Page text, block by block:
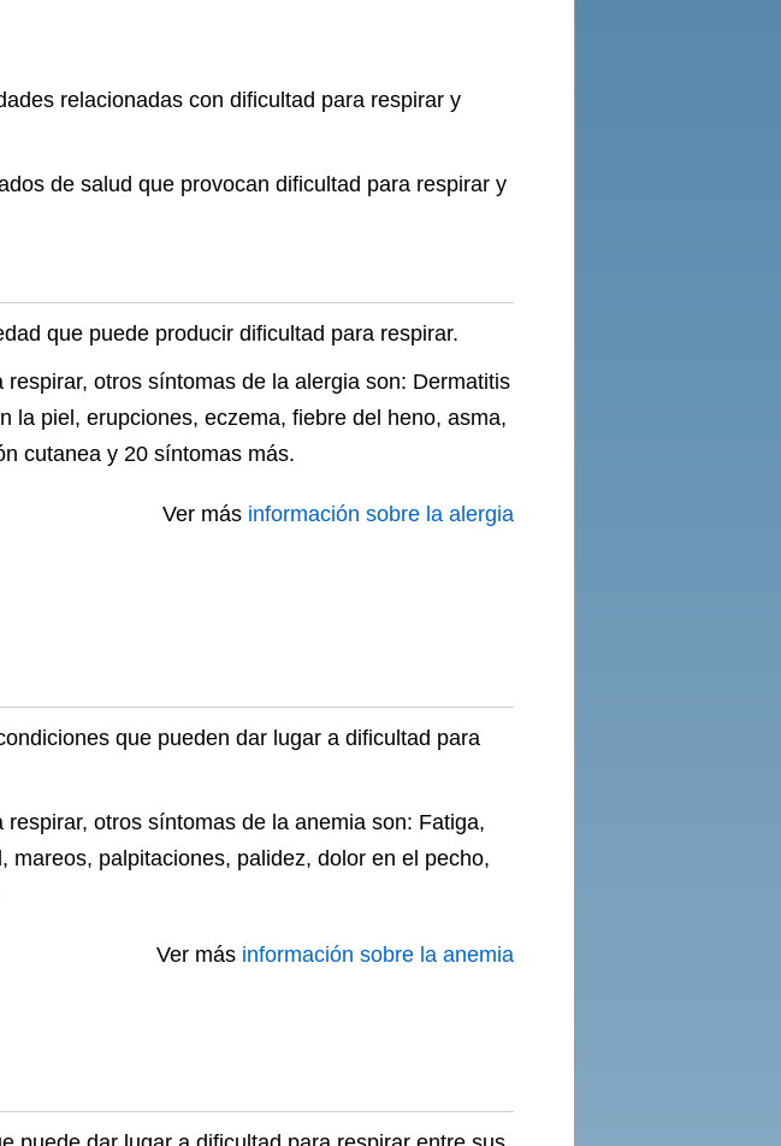
relacionadas con dificultad para respirar y
de salud que provocan dificultad para respirar y
que puede producir dificultad para respirar.
otros síntomas de la alergia son: Dermatitis
la piel, erupciones, eczema, fiebre del heno, asma,
cutanea y 20 síntomas más.
Ver más información sobre la alergia
que pueden dar lugar a dificultad para
otros síntomas de la anemia son: Fatiga,
mareos, palpitaciones, palidez, dolor en el pecho,
Ver más información sobre la anemia